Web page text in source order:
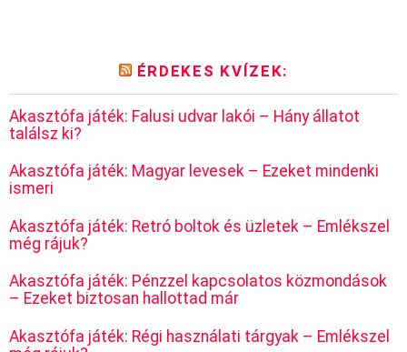
ÉRDEKES KVÍZEK:
Akasztófa játék: Falusi udvar lakói – Hány állatot
találsz ki?
Akasztófa játék: Magyar levesek – Ezeket mindenki
ismeri
Akasztófa játék: Retró boltok és üzletek – Emlékszel
még rájuk?
Akasztófa játék: Pénzzel kapcsolatos közmondások
– Ezeket biztosan hallottad már
Akasztófa játék: Régi használati tárgyak – Emlékszel